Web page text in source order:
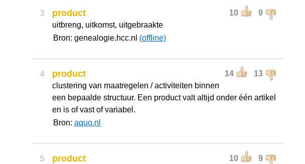
3 10 9
product
uitbreng, uitkomst, uitgebraakte
Bron: genealogie.hcc.nl (offline)
4 14 13
product
clustering van maatregelen / activiteiten binnen
een bepaalde structuur. Een product valt altijd onder één artikel
en is of vast of variabel.
Bron: aquo.nl
5 10 9
product